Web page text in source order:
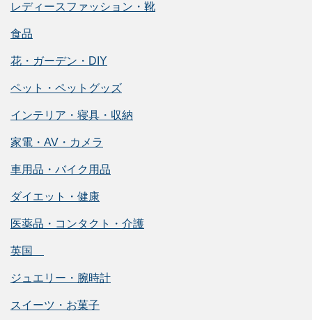
レディースファッション・靴
食品
花・ガーデン・DIY
ペット・ペットグッズ
インテリア・寝具・収納
家電・AV・カメラ
車用品・バイク用品
ダイエット・健康
医薬品・コンタクト・介護
英国
ジュエリー・腕時計
スイーツ・お菓子